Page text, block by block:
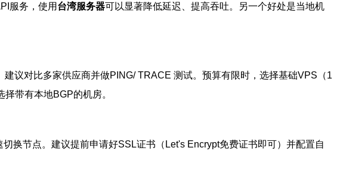
服务，使用 台湾服务器可以显著降低延迟、提高吞吐。另一个好处是当地机
议对比多家供应商并做PING/ TRACE 测试。预算有限时，选择基础VPS（1
带有本地BGP的机房。
换节点。建议提前申请好SSL证书（Let's Encrypt免费证书即可）并配置自